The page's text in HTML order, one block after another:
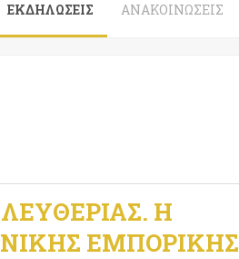
ΕΚΔΗΛΏΣΕΙΣ ΑΝΑΚΟΙΝΏΣΕΙΣ
Η
ΕΜΠΟΡΙΚΗΣ